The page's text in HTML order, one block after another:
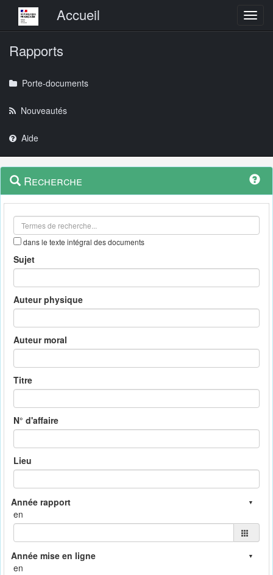
Menu principalAccueil
Rapports
Porte-documents
Nouveautés
Aide
Navigation
outils
Menu
contextuel
Recherche
dans le texte intégral des documents
Sujet
Auteur physique
Auteur moral
Titre
N° d'affaire
Lieu
en
en